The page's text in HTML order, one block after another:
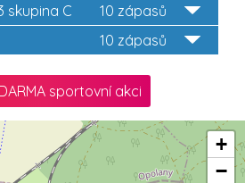
10 zápasů
skupina C
10 zápasů
sportovní akci
+
−